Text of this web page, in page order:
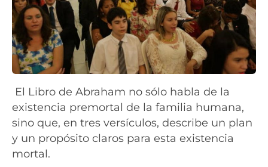
El Libro de Abraham no sólo habla de la
existencia premortal de la familia humana,
sino que, en tres versículos, describe un plan
y un propósito claros para esta existencia
mortal.